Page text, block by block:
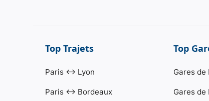
Top Trajets
Paris ↔ Lyon
Paris ↔ Bordeaux
Top
Gares de
Gares de